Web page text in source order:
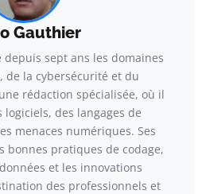
Gauthier
depuis sept ans les domaines
de la cybersécurité et du
rédaction spécialisée, où il
logiciels, des langages de
menaces numériques. Ses
bonnes pratiques de codage,
et les innovations
des professionnels et